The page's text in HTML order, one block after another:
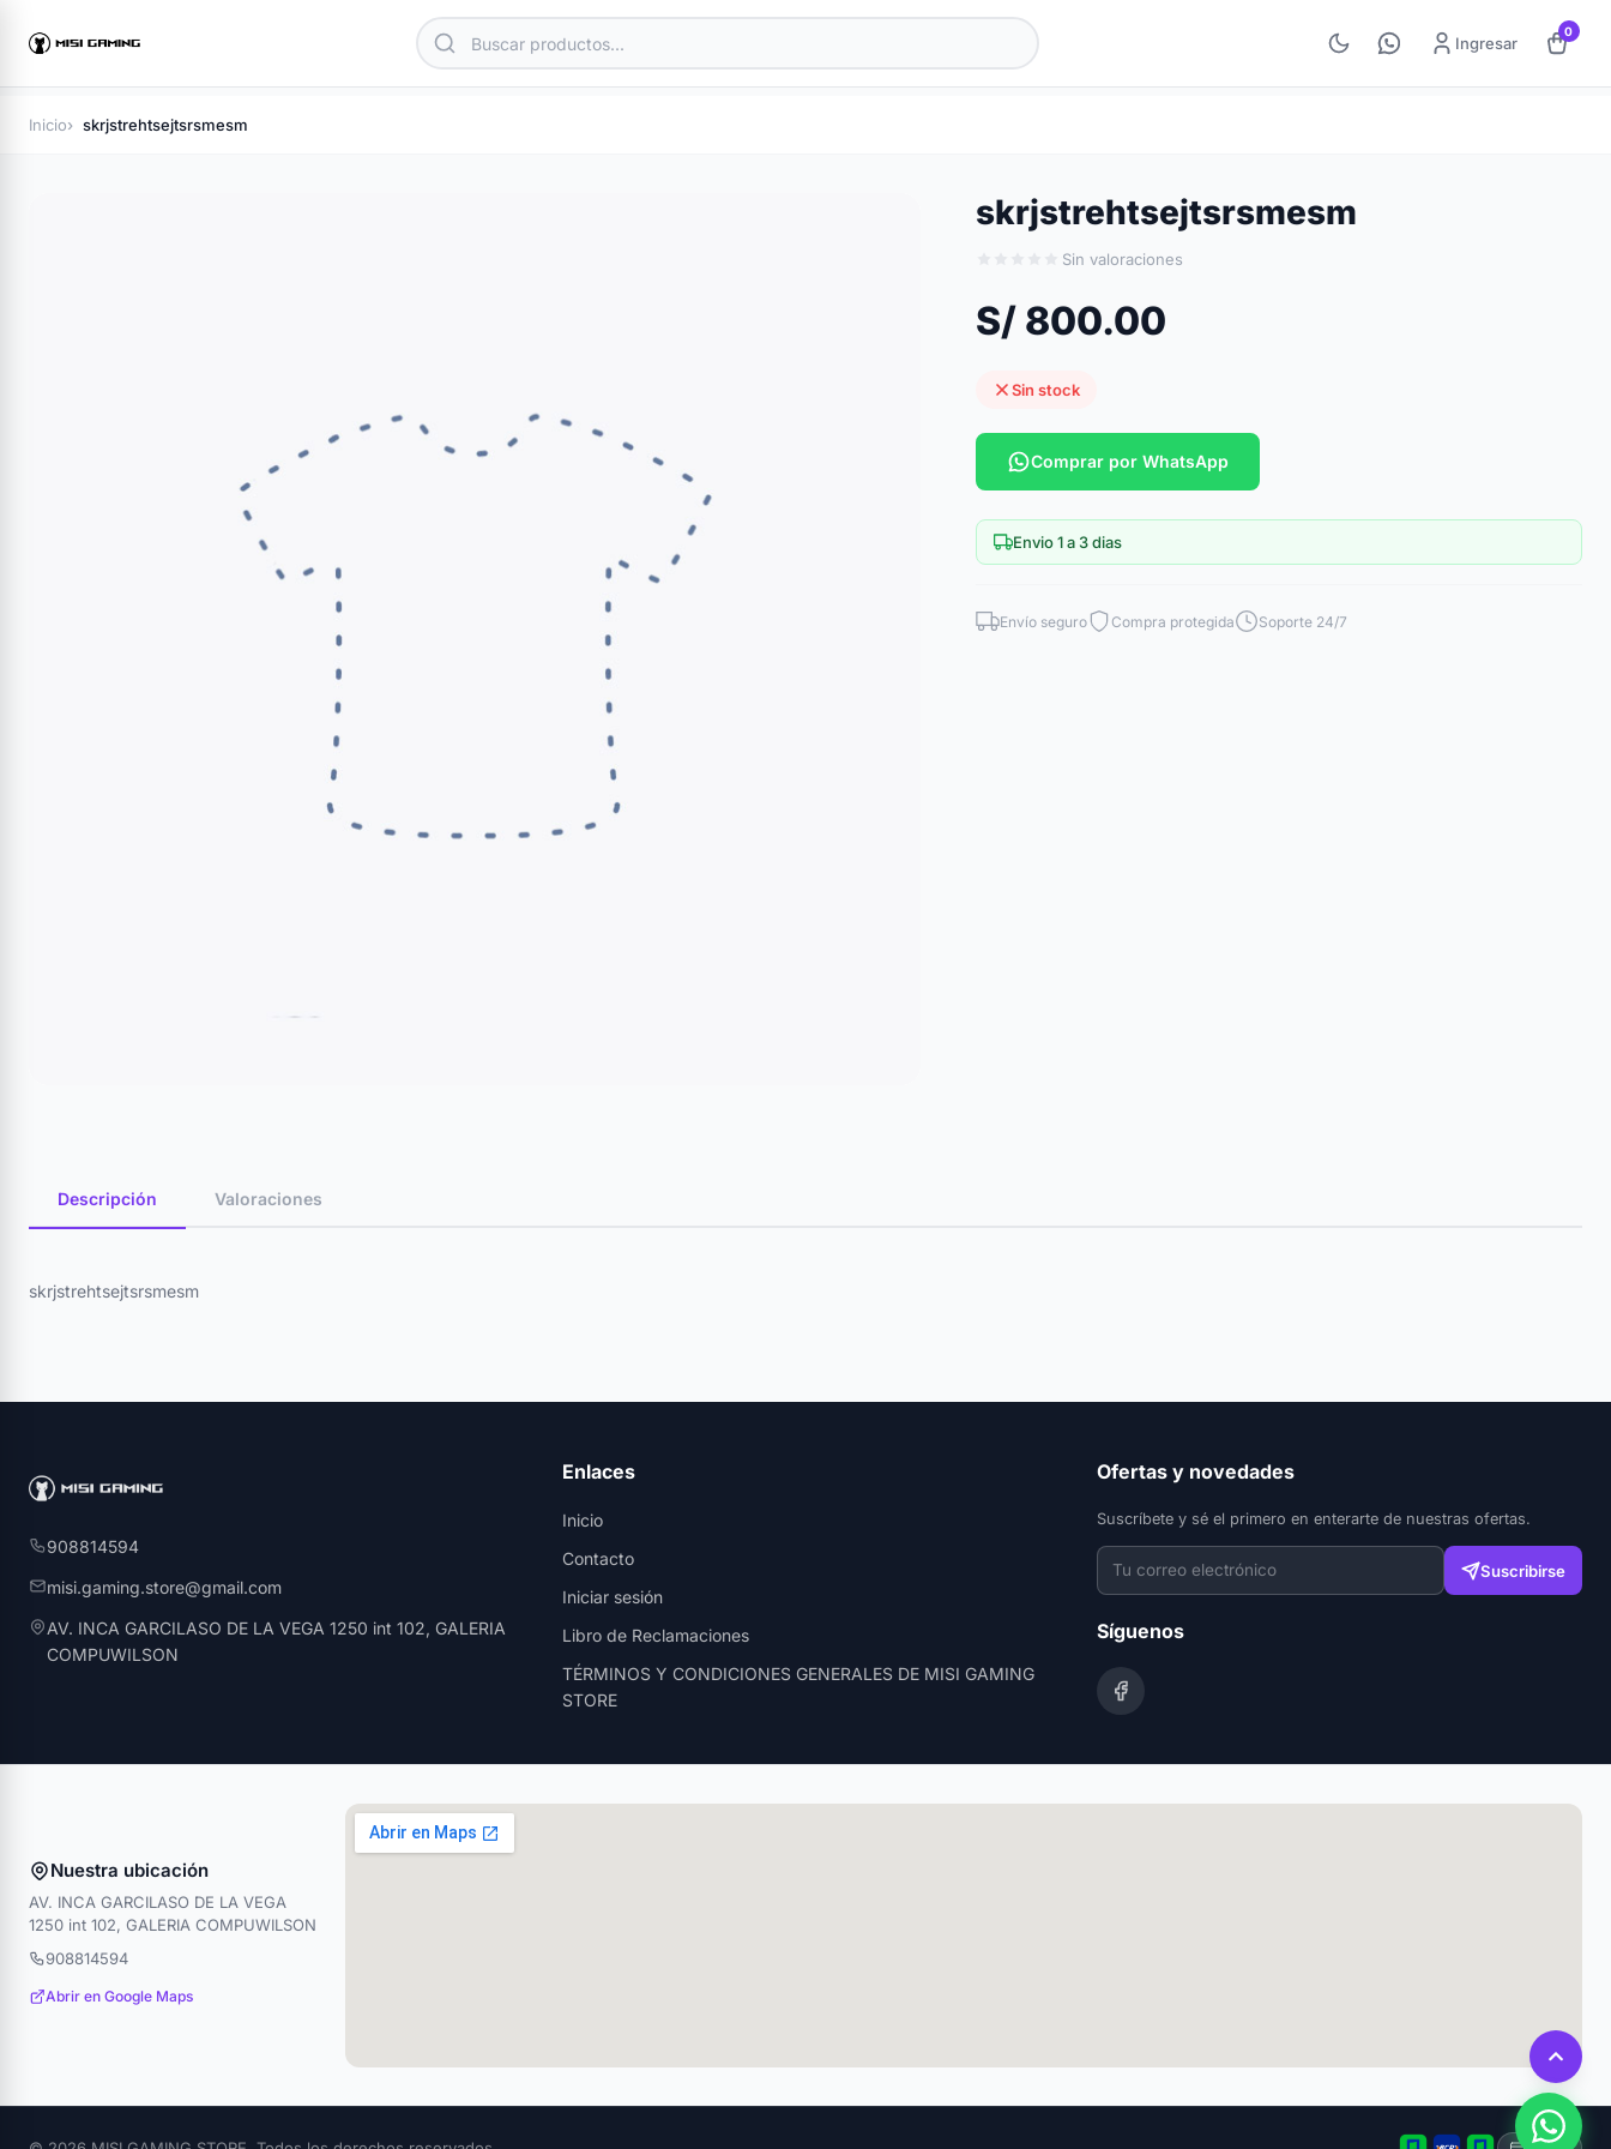
Ingresar
0
Inicio skrjstrehtsejtsrsmesm
skrjstrehtsejtsrsmesm
Sin valoraciones
S/ 800.00
Sin stock
Comprar por WhatsApp
Envio 1 a 3 dias
Envío seguro Compra protegida Soporte 24/7
Descripción Valoraciones
skrjstrehtsejtsrsmesm
908814594
misi.gaming.store@gmail.com
AV. INCA GARCILASO DE LA VEGA 1250 int 102, GALERIA
COMPUWILSON
Enlaces
Inicio
Contacto
Iniciar sesión
Libro de Reclamaciones
TÉRMINOS Y CONDICIONES GENERALES DE MISI GAMING
STORE
Ofertas y novedades
Suscríbete y sé el primero en enterarte de nuestras ofertas.
Suscribirse
Síguenos
Nuestra ubicación
AV. INCA GARCILASO DE LA VEGA
1250 int 102, GALERIA COMPUWILSON
908814594
Abrir en Google Maps